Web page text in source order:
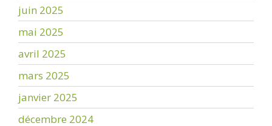
juin 2025
mai 2025
avril 2025
mars 2025
janvier 2025
décembre 2024